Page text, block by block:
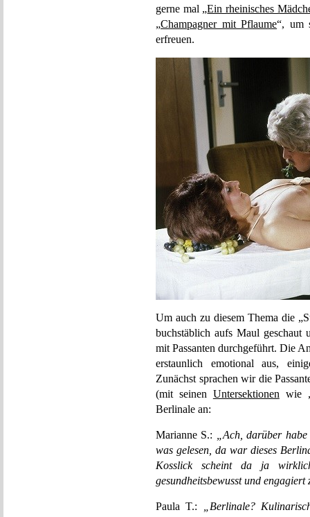
gerne mal „Ein rheinisches
„Champagner mit Pflaume“, um
erfreuen.
Um auch zu diesem Thema die
buchstäblich aufs Maul
mit Passanten durchgeführt. Die
erstaunlich emotional aus,
Zunächst sprachen wir die
(mit seinen Untersektionen wie
Berlinale an:
Marianne S.:
„Ach, darüber
was gelesen, da war dieses
Kosslick scheint da ja
gesundheitsbewusst und engagiert
Paula T.:
„Berlinale?